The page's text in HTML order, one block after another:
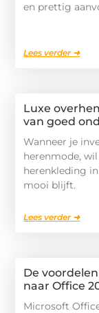
en prettig
Lees verder ➜
Luxe
van goed
Wanneer je
herenmode,
herenkleding
mooi blijft.
Lees verder ➜
De
naar Office
Microsoft